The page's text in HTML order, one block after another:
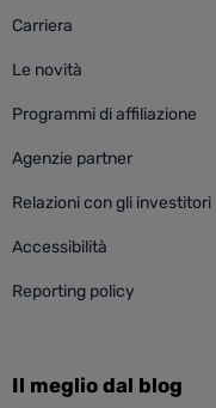
Carriera
Le novità
Programmi di affiliazione
Agenzie partner
Relazioni con gli investitori
Accessibilità
Reporting policy
Il meglio dal blog